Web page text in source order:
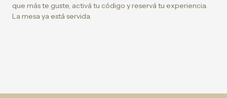
que más te guste, activá tu código y reservá tu experiencia.
La mesa ya está servida.